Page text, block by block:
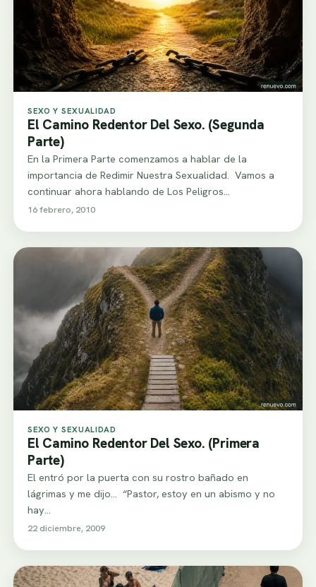
SEXO Y SEXUALIDAD
El Camino Redentor Del Sexo. (Segunda
Parte)
En la Primera Parte comenzamos a hablar de la
importancia de Redimir Nuestra Sexualidad. Vamos a
continuar ahora hablando de Los Peligros…
16 febrero, 2010
SEXO Y SEXUALIDAD
El Camino Redentor Del Sexo. (Primera
Parte)
El entró por la puerta con su rostro bañado en
lágrimas y me dijo… “Pastor, estoy en un abismo y no
hay…
22 diciembre, 2009